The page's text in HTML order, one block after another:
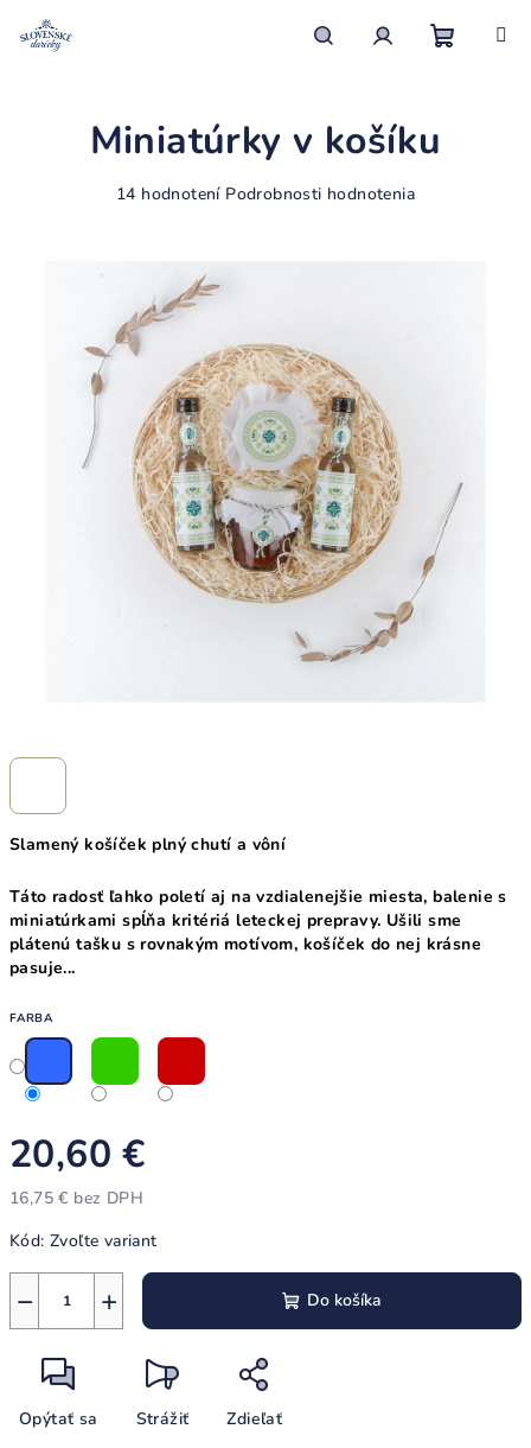
Slamený košíček plný chutí a vôní
Táto radosť ľahko poletí aj na vzdialenejšie miesta, balenie s
miniatúrkami spĺňa kritériá leteckej prepravy. Ušili sme
plátenú tašku s rovnakým motívom, košíček do nej krásne
pasuje...
FARBA
20,60 €
16,75 € bez DPH
cena:
Kód: Zvoľte variant
+
− Do košíka
Opýtať sa Strážiť Zdieľať
Miniatúrky v košíku
Priemerné
5
hviezdičiek.
14 hodnotení Podrobnosti hodnotenia